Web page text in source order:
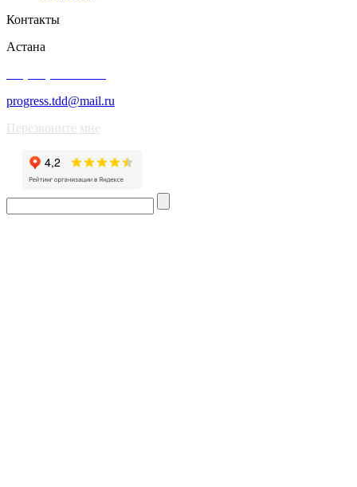
Контакты
Астана
progress.tdd@mail.ru
Перезвоните мне